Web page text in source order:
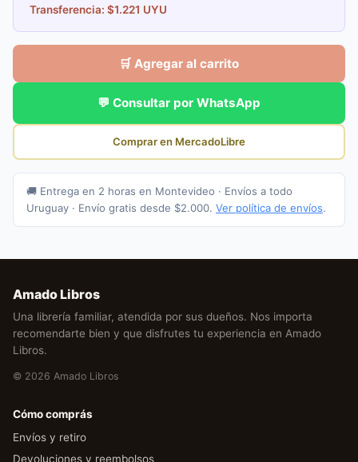
Transferencia: $1.221 UYU
🛒 Agregar al carrito
💬 Consultar por WhatsApp
Comprar en MercadoLibre
🚚 Entrega en 2 horas en Montevideo · Envíos a todo
Uruguay · Envío gratis desde $2.000. Ver política de envíos.
Amado Libros
Una librería familiar, atendida por sus dueños. Nos importa
recomendarte bien y que disfrutes tu experiencia en Amado
Libros.
© 2026 Amado Libros
Cómo comprás
Envíos y retiro
Devoluciones y reembolsos